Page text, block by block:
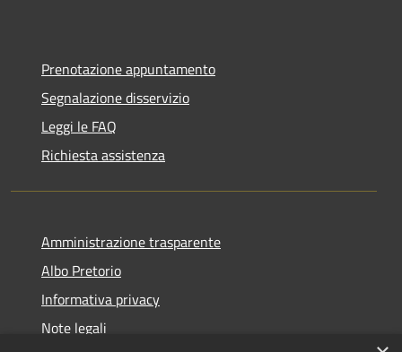
Prenotazione appuntamento
Segnalazione disservizio
Leggi le FAQ
Richiesta assistenza
Amministrazione trasparente
Albo Pretorio
Informativa privacy
Note legali